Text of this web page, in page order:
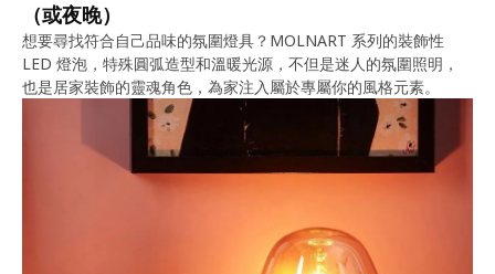
（或夜晚）
想要尋找符合自己品味的氛圍燈具？MOLNART 系列的裝飾性
LED 燈泡，特殊圓弧造型和溫暖光源，不但是迷人的氛圍照明，
也是居家裝飾的靈魂角色，為家注入屬於專屬你的風格元素。